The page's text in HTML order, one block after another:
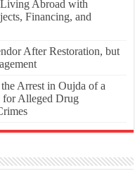
Living Abroad with
Financing, and
After Restoration, but
Arrest in Oujda of a
for Alleged Drug